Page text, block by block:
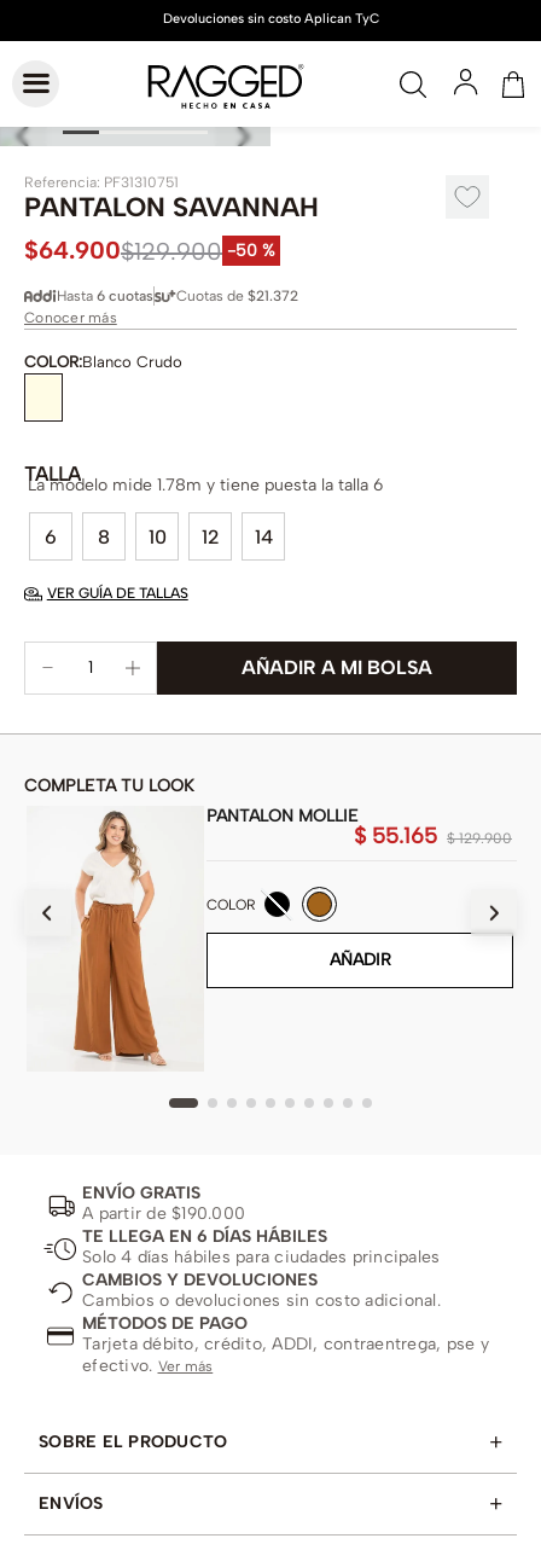
Referencia: PF31310751
PANTALON SAVANNAH
$64.900$129.900 -50 %
Hasta 6 cuotas Cuotas de $21.372
Conocer más
COLOR:Blanco Crudo
TALLA
6 8 10 12 14
La modelo mide 1.78m y tiene puesta la talla 6
VER GUÍA DE TALLAS
COMPLETA TU LOOK
PANTALON MOLLIE
$ 129.900
$ 55.165
COLOR
AÑADIR
ENVÍO GRATIS
A partir de $190.000
TE LLEGA EN 6 DÍAS HÁBILES
Solo 4 días hábiles para ciudades principales
CAMBIOS Y DEVOLUCIONES
Cambios o devoluciones sin costo adicional.
MÉTODOS DE PAGO
Tarjeta débito, crédito, ADDI, contraentrega, pse y
efectivo. Ver más
SOBRE EL PRODUCTO +
ENVÍOS +